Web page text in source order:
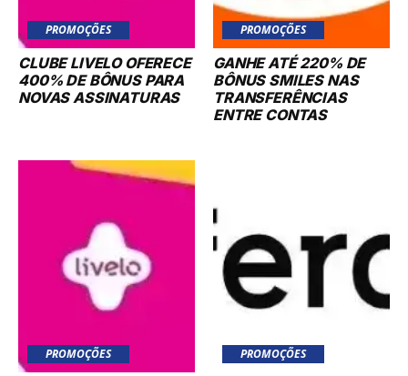
PROMOÇÕES
CLUBE LIVELO OFERECE
400% DE BÔNUS PARA
NOVAS ASSINATURAS
PROMOÇÕES
GANHE ATÉ 220% DE
BÔNUS SMILES NAS
TRANSFERÊNCIAS
ENTRE CONTAS
PROMOÇÕES PROMOÇÕES